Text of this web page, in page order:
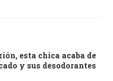
esta chica acaba de
y sus desodorantes